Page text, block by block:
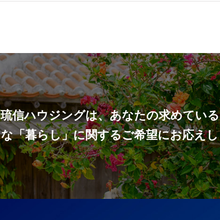
琉信ハウジングは、あなたの求めている
「暮らし」に関するご希望にお応え